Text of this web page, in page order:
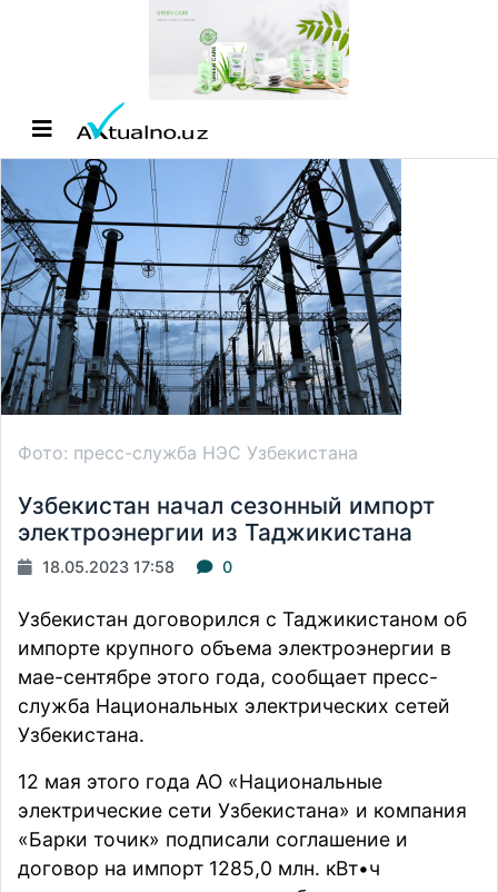
Фото: пресс-служба НЭС Узбекистана
Узбекистан начал сезонный импорт
электроэнергии из Таджикистана
18.05.2023 17:58 0
Узбекистан договорился с Таджикистаном об
импорте крупного объема электроэнергии в
мае-сентябре этого года, сообщает пресс-
служба Национальных электрических сетей
Узбекистана.
12 мая этого года АО «Национальные
электрические сети Узбекистана» и компания
«Барки точик» подписали соглашение и
договор на импорт 1285,0 млн. кВт•ч